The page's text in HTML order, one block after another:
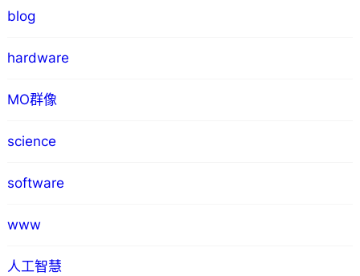
blog
hardware
MO群像
science
software
www
人工智慧